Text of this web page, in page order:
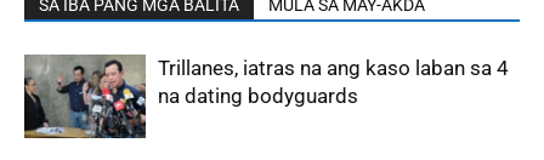
SA IBA PANG MGA BALITA MULA SA MAY-AKDA
Trillanes, iatras na ang kaso laban sa 4
na dating bodyguards